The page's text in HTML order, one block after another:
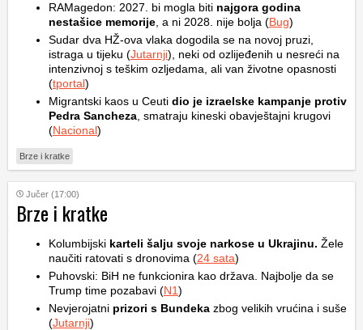
RAMagedon: 2027. bi mogla biti najgora godina
nestašice memorije , a ni 2028. nije bolja (Bug)
Sudar dva HŽ-ova vlaka dogodila se na novoj pruzi,
istraga u tijeku (Jutarnji), neki od ozlijeđenih u nesreći na
intenzivnoj s teškim ozljedama, ali van životne opasnosti
(tportal)
Migrantski kaos u Ceuti dio je izraelske kampanje protiv
Pedra Sancheza , smatraju kineski obavještajni krugovi
(Nacional)
Brze i kratke
Jučer (17:00)
Brze i kratke
Kolumbijski karteli šalju svoje narkose u Ukrajinu. Žele
naučiti ratovati s dronovima (24 sata)
Puhovski: BiH ne funkcionira kao država. Najbolje da se
Trump time pozabavi (N1)
Nevjerojatni prizori s Bundeka zbog velikih vrućina i suše
(Jutarnji)